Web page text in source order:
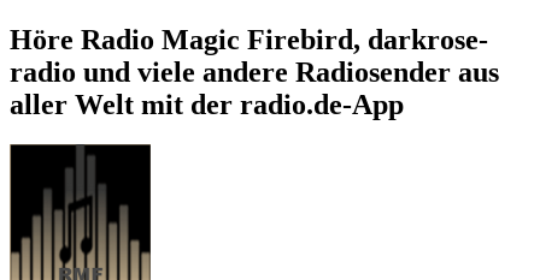
Höre Radio Magic Firebird, darkrose-
radio und viele andere Radiosender aus
aller Welt mit der radio.de-App